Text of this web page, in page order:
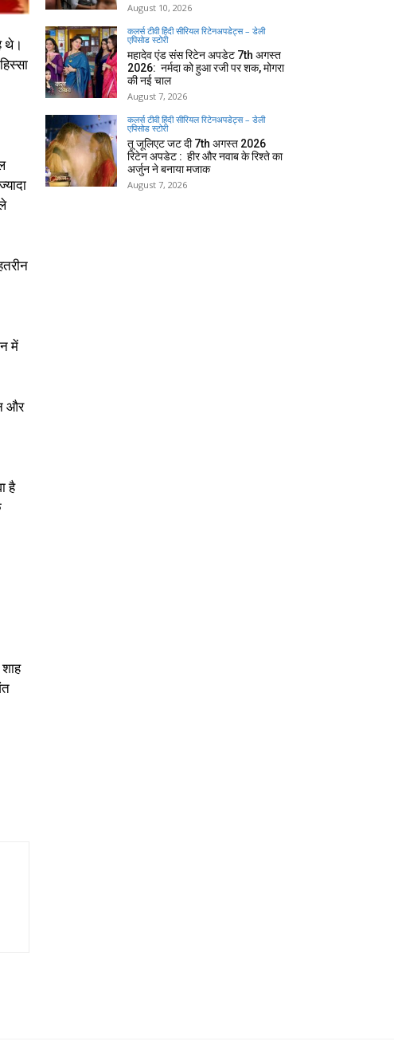
थे।
में
और
है
August 10, 2026
कलर्स टीवी हिंदी सीरियल रिटेनअपडेट्स – डेली
एपिसोड स्टोरी
महादेव एंड संस रिटेन अपडेट 7th अगस्त
2026: नर्मदा को हुआ रजी पर शक, मोगरा
की नई चाल
August 7, 2026
कलर्स टीवी हिंदी सीरियल रिटेनअपडेट्स – डेली
एपिसोड स्टोरी
तू जूलिएट जट दी 7th अगस्त 2026
रिटेन अपडेट : हीर और नवाब के रिश्ते का
अर्जुन ने बनाया मजाक
August 7, 2026